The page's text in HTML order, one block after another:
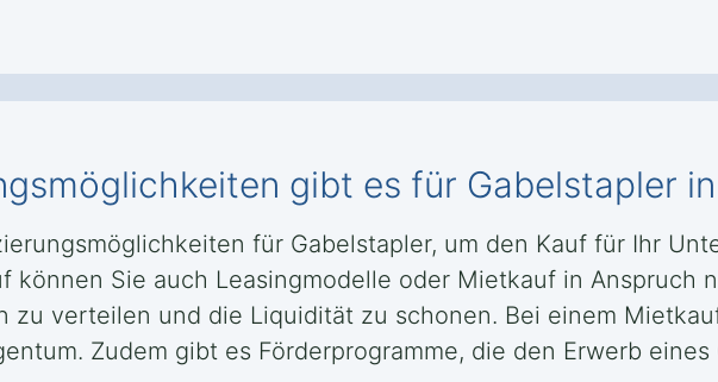
gibt es für Gabelstapler
für Gabelstapler, um den Kauf für Ihr
können Sie auch Leasingmodelle oder Mietkauf in Anspruch
zu verteilen und die Liquidität zu schonen. Bei einem
Zudem gibt es Förderprogramme, die den Erwerb